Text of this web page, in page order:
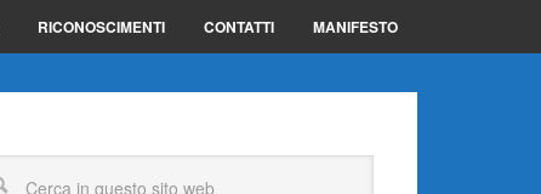
RICONOSCIMENTI CONTATTI MANIFESTO